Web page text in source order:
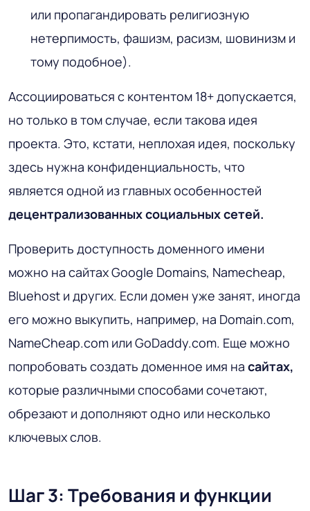
или пропагандировать религиозную
нетерпимость, фашизм, расизм, шовинизм и
тому подобное).
Ассоциироваться с контентом 18+ допускается,
но только в том случае, если такова идея
проекта. Это, кстати, неплохая идея, поскольку
здесь нужна конфиденциальность, что
является одной из главных особенностей
децентрализованных социальных сетей.
Проверить доступность доменного имени
можно на сайтах Google Domains, Namecheap,
Bluehost и других. Если домен уже занят, иногда
его можно выкупить, например, на Domain.com,
NameCheap.com или GoDaddy.com. Еще можно
попробовать создать доменное имя на сайтах,
которые различными способами сочетают,
обрезают и дополняют одно или несколько
ключевых слов.
Шаг 3: Требования и функции